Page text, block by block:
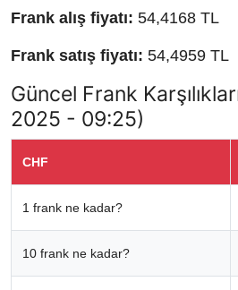
Frank alış fiyatı: 54,4168 TL
Frank satış fiyatı: 54,4959 TL
Güncel Frank
2025 - 09:25)
CHF
1 frank ne kadar?
10 frank ne kadar?